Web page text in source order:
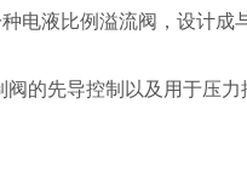
电液比例溢流阀，设计成
的先导控制以及用于压力